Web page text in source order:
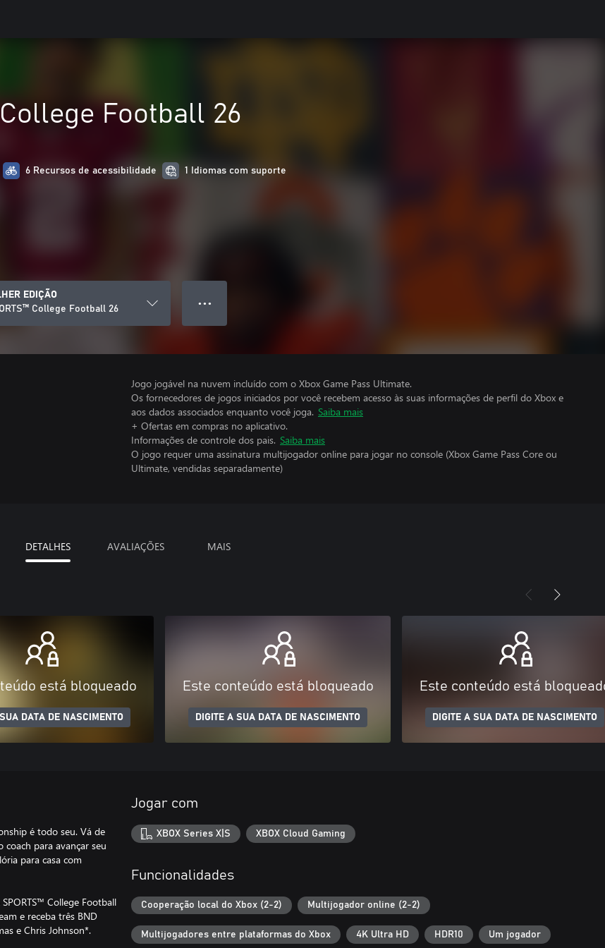
Football 26
6 Recursos de acessibilidade 1 Idiomas com suporte
EDIÇÃO
College Football 26
● ● ●
Jogo jogável na nuvem incluído com o Xbox Game Pass Ultimate.
Os fornecedores de jogos iniciados por você recebem acesso às suas informações de perfil do Xbox e
aos dados associados enquanto você joga. Saiba mais
+ Ofertas em compras no aplicativo.
Informações de controle dos pais. Saiba mais
O jogo requer uma assinatura multijogador online para jogar no console (Xbox Game Pass Core ou
Ultimate, vendidas separadamente)
DETALHES AVALIAÇÕES MAIS
está bloqueado
DATA DE NASCIMENTO
Este conteúdo está bloqueado
DIGITE A SUA DATA DE NASCIMENTO
Este conteúdo está
DIGITE A SUA DATA DE NASCIMENTO
é todo seu. Vá de
para avançar seu
para casa com
College Football
e receba três BND
e Chris Johnson*.
Jogar com
XBOX Series X|S XBOX Cloud Gaming
Funcionalidades
Cooperação local do Xbox (2-2) Multijogador online (2-2)
Multijogadores entre plataformas do Xbox 4K Ultra HD HDR10 Um jogador